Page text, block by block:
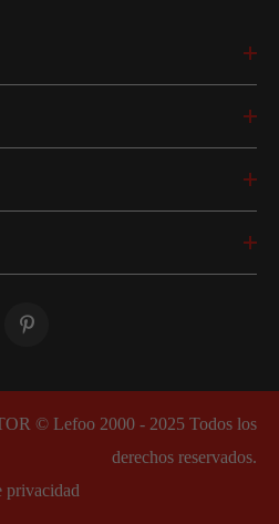
© Lefoo 2000 - 2025 Todos los
derechos reservados.
privacidad